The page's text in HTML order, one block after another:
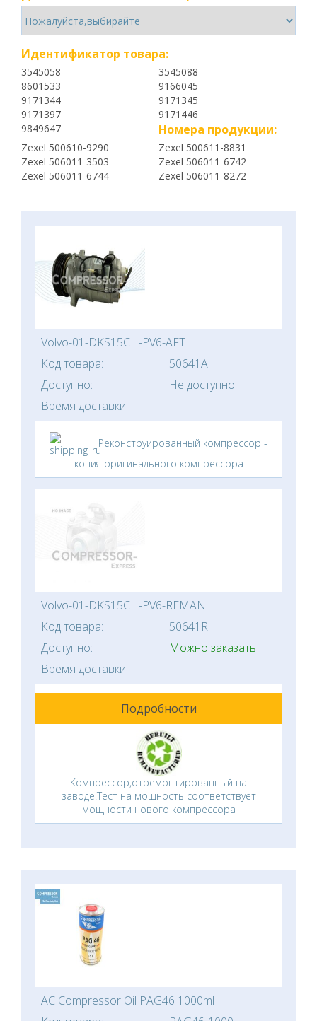
Идентификатор товара:
3545058
3545088
8601533
9166045
9171344
9171345
9171397
9171446
9849647
Номера продукции:
Zexel 500610-9290
Zexel 500611-8831
Zexel 506011-3503
Zexel 506011-6742
Zexel 506011-6744
Zexel 506011-8272
Volvo-01-DKS15CH-PV6-AFT
Код товара:
50641A
Доступно:
Не доступно
Время доставки:
-
Реконструированный компрессор -
копия оригинального компрессора
Volvo-01-DKS15CH-PV6-REMAN
Код товара:
50641R
Доступно:
Можно заказать
Время доставки:
-
Подробности
Компрессор,отремонтированный на
заводе.Тест на мощность соответствует
мощности нового компрессора
AC Compressor Oil PAG46 1000ml